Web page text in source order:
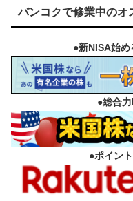
バンコクで修業中のオ
●新NISA始め
●総合力
●ポイン